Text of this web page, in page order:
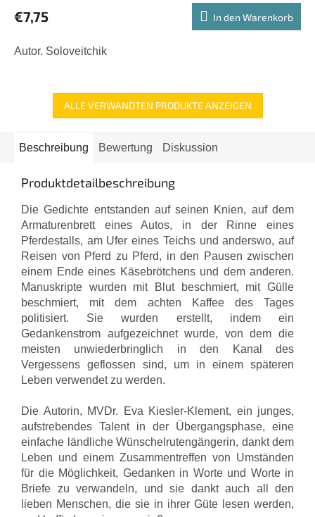
€7,75 In den Warenkorb
Autor. Soloveitchik
ALLE VERWANDTEN PRODUKTE ANZEIGEN
Beschreibung Bewertung Diskussion
Produktdetailbeschreibung
Die Gedichte entstanden auf seinen Knien, auf dem
Armaturenbrett eines Autos, in der Rinne eines
Pferdestalls, am Ufer eines Teichs und anderswo, auf
Reisen von Pferd zu Pferd, in den Pausen zwischen
einem Ende eines Käsebrötchens und dem anderen.
Manuskripte wurden mit Blut beschmiert, mit Gülle
beschmiert, mit dem achten Kaffee des Tages
politisiert. Sie wurden erstellt, indem ein
Gedankenstrom aufgezeichnet wurde, von dem die
meisten unwiederbringlich in den Kanal des
Vergessens geflossen sind, um in einem späteren
Leben verwendet zu werden.
Die Autorin, MVDr. Eva Kiesler-Klement, ein junges,
aufstrebendes Talent in der Übergangsphase, eine
einfache ländliche Wünschelrutengängerin, dankt dem
Leben und einem Zusammentreffen von Umständen
für die Möglichkeit, Gedanken in Worte und Worte in
Briefe zu verwandeln, und sie dankt auch all den
lieben Menschen, die sie in ihrer Güte lesen werden,